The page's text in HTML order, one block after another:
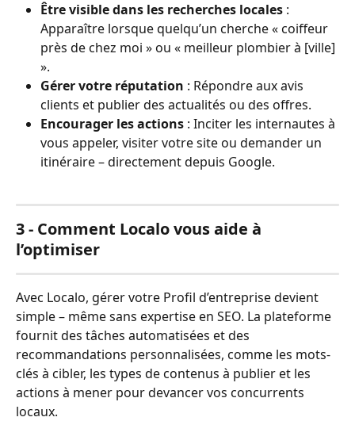
Être visible dans les recherches locales :
Apparaître lorsque quelqu’un cherche « coiffeur
près de chez moi » ou « meilleur plombier à [ville]
».
Gérer votre réputation : Répondre aux avis
clients et publier des actualités ou des offres.
Encourager les actions : Inciter les internautes à
vous appeler, visiter votre site ou demander un
itinéraire – directement depuis Google.
3 - Comment Localo vous aide à
l’optimiser
Avec Localo, gérer votre Profil d’entreprise devient
simple – même sans expertise en SEO. La plateforme
fournit des tâches automatisées et des
recommandations personnalisées, comme les mots-
clés à cibler, les types de contenus à publier et les
actions à mener pour devancer vos concurrents
locaux.